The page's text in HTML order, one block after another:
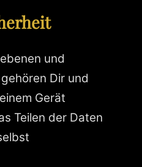
und
Dir und
Gerät
Teilen der Daten